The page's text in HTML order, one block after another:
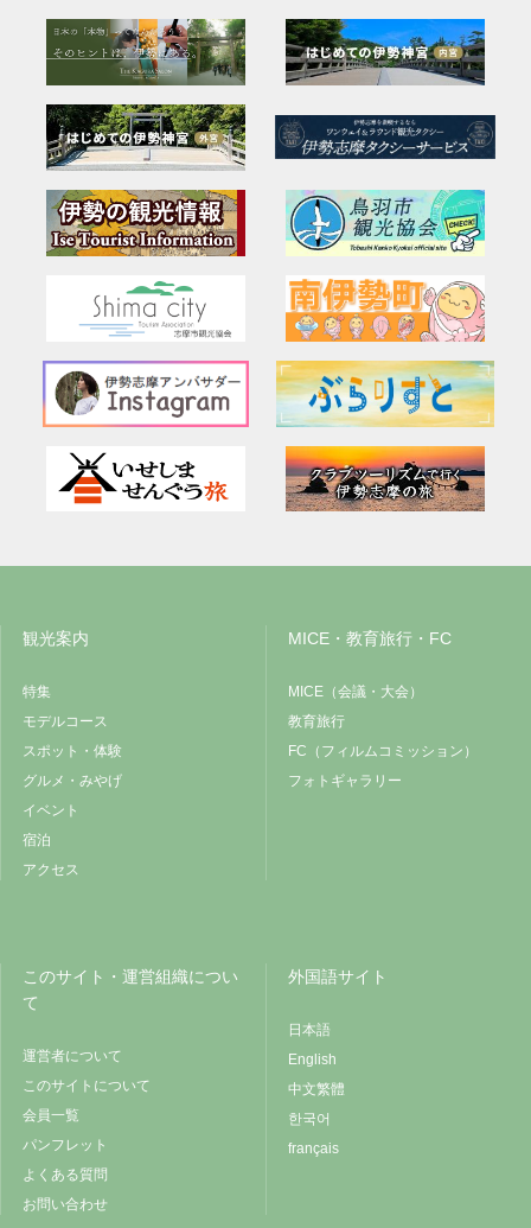
観光案内
特集
モデルコース
スポット・体験
グルメ・みやげ
イベント
宿泊
アクセス
MICE・教育旅行・FC
MICE（会議・大会）
教育旅行
FC（フィルムコミッション）
フォトギャラリー
このサイト・運営組織につい
て
運営者について
このサイトについて
会員一覧
パンフレット
よくある質問
お問い合わせ
外国語サイト
日本語
English
中文繁體
한국어
français